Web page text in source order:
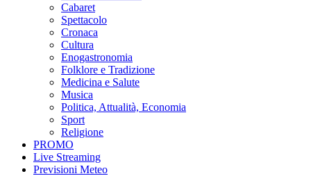
Cabaret
Spettacolo
Cronaca
Cultura
Enogastronomia
Folklore e Tradizione
Medicina e Salute
Musica
Politica, Attualità, Economia
Sport
Religione
PROMO
Live Streaming
Previsioni Meteo